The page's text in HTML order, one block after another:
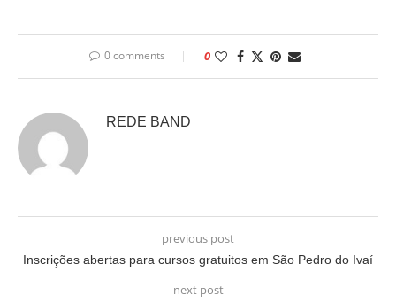
0 comments 0
REDE BAND
previous post
Inscrições abertas para cursos gratuitos em São Pedro do Ivaí
next post